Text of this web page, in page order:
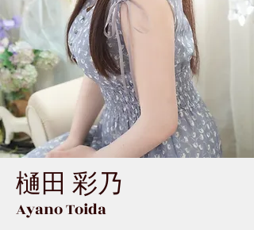
樋田 彩乃
Ayano Toida